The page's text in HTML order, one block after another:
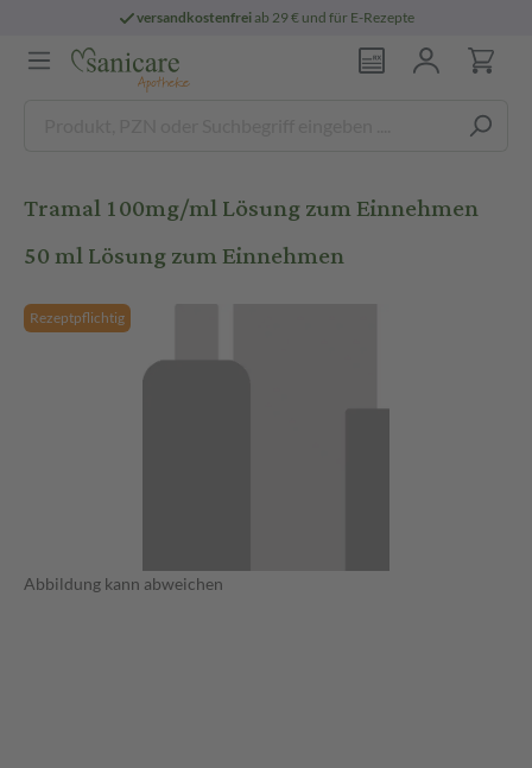
versandkostenfreiab 29 € und für E-Rezepte
Tramal 100mg/ml Lösung zum Einnehmen
50 ml Lösung zum Einnehmen
Rezeptpflichtig
Abbildung kann abweichen